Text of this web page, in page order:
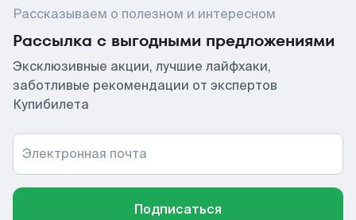
Рассказываем о полезном и интересном
Рассылка с выгодными предложениями
Эксклюзивные акции, лучшие лайфхаки,
заботливые рекомендации от экспертов
Купибилета
Электронная почта
Подписаться